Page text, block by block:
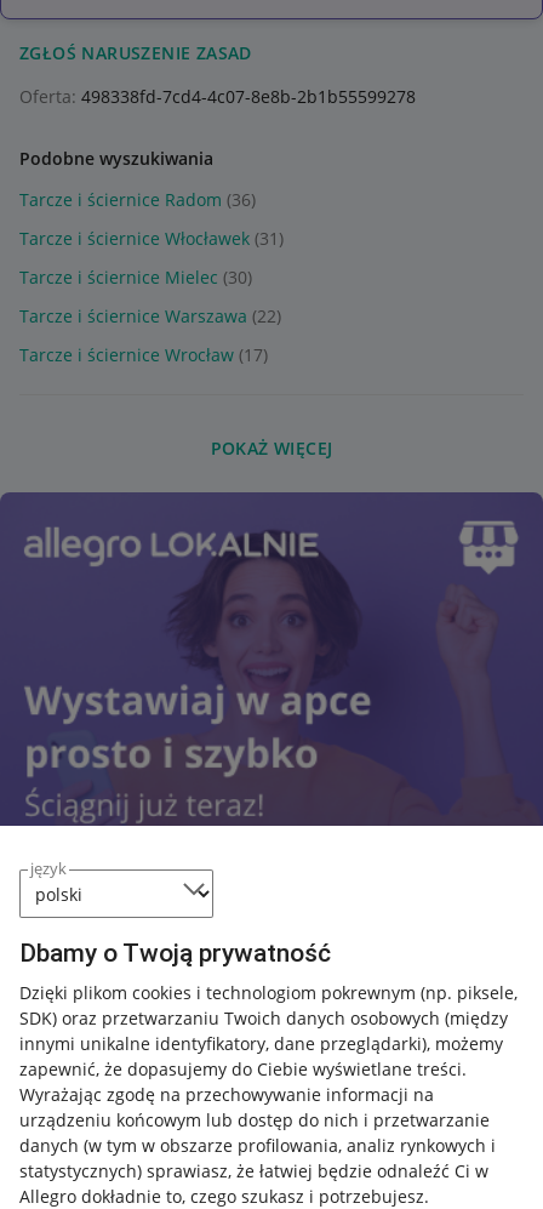
język
Dbamy o Twoją prywatność
Dzięki plikom cookies i technologiom pokrewnym (np. piksele,
SDK) oraz przetwarzaniu Twoich danych osobowych (między
innymi unikalne identyfikatory, dane przeglądarki), możemy
zapewnić, że dopasujemy do Ciebie wyświetlane treści.
Wyrażając zgodę na przechowywanie informacji na
urządzeniu końcowym lub dostęp do nich i przetwarzanie
danych (w tym w obszarze profilowania, analiz rynkowych i
statystycznych) sprawiasz, że łatwiej będzie odnaleźć Ci w
Allegro dokładnie to, czego szukasz i potrzebujesz.
ZGŁOŚ NARUSZENIE ZASAD
Oferta: 498338fd-7cd4-4c07-8e8b-2b1b55599278
Podobne wyszukiwania
Tarcze i ściernice Radom (36)
Tarcze i ściernice Włocławek (31)
Tarcze i ściernice Mielec (30)
Tarcze i ściernice Warszawa (22)
Tarcze i ściernice Wrocław (17)
POKAŻ WIĘCEJ
Przydatne informacje
Jak to działa
Napisz do nas
Allegro Gadane dla sprzedających
Allegro Gadane dla kupujących